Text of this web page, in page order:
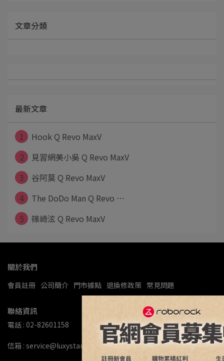
文章分類
最新文章
1
Hook Q Revo MaxV
2
見習網美小吳 Q Revo MaxV
3
谷阿莫 Q Revo MaxV
4
The DoDo Man Q Revo ⋯
5
篠崎泫 Q Revo MaxV
關於我們
會員註冊 公司簡介 門市據點 退換修政策 常見問題
聯絡資訊
電話 : 02-82601158
信箱 : service@luxystargroup.com